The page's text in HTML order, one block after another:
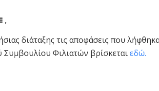
,
διάταξης τις αποφάσεις που
Συμβουλίου Φιλιατών βρίσκεταιεδώ.